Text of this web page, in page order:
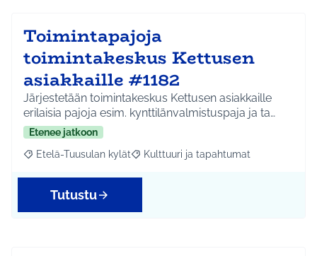
Toimintapajoja
toimintakeskus Kettusen
asiakkaille #1182
Järjestetään toimintakeskus Kettusen asiakkaille
erilaisia pajoja esim. kynttilänvalmistuspaja ja ta…
Etenee jatkoon
Rajaa tulokset aihepiirin mukaan: Etelä-Tuusulan kylät
Etelä-Tuusulan kylät Rajaa tulokset teeman mukaan:
Kulttuuri ja tapahtumat
Tutustu